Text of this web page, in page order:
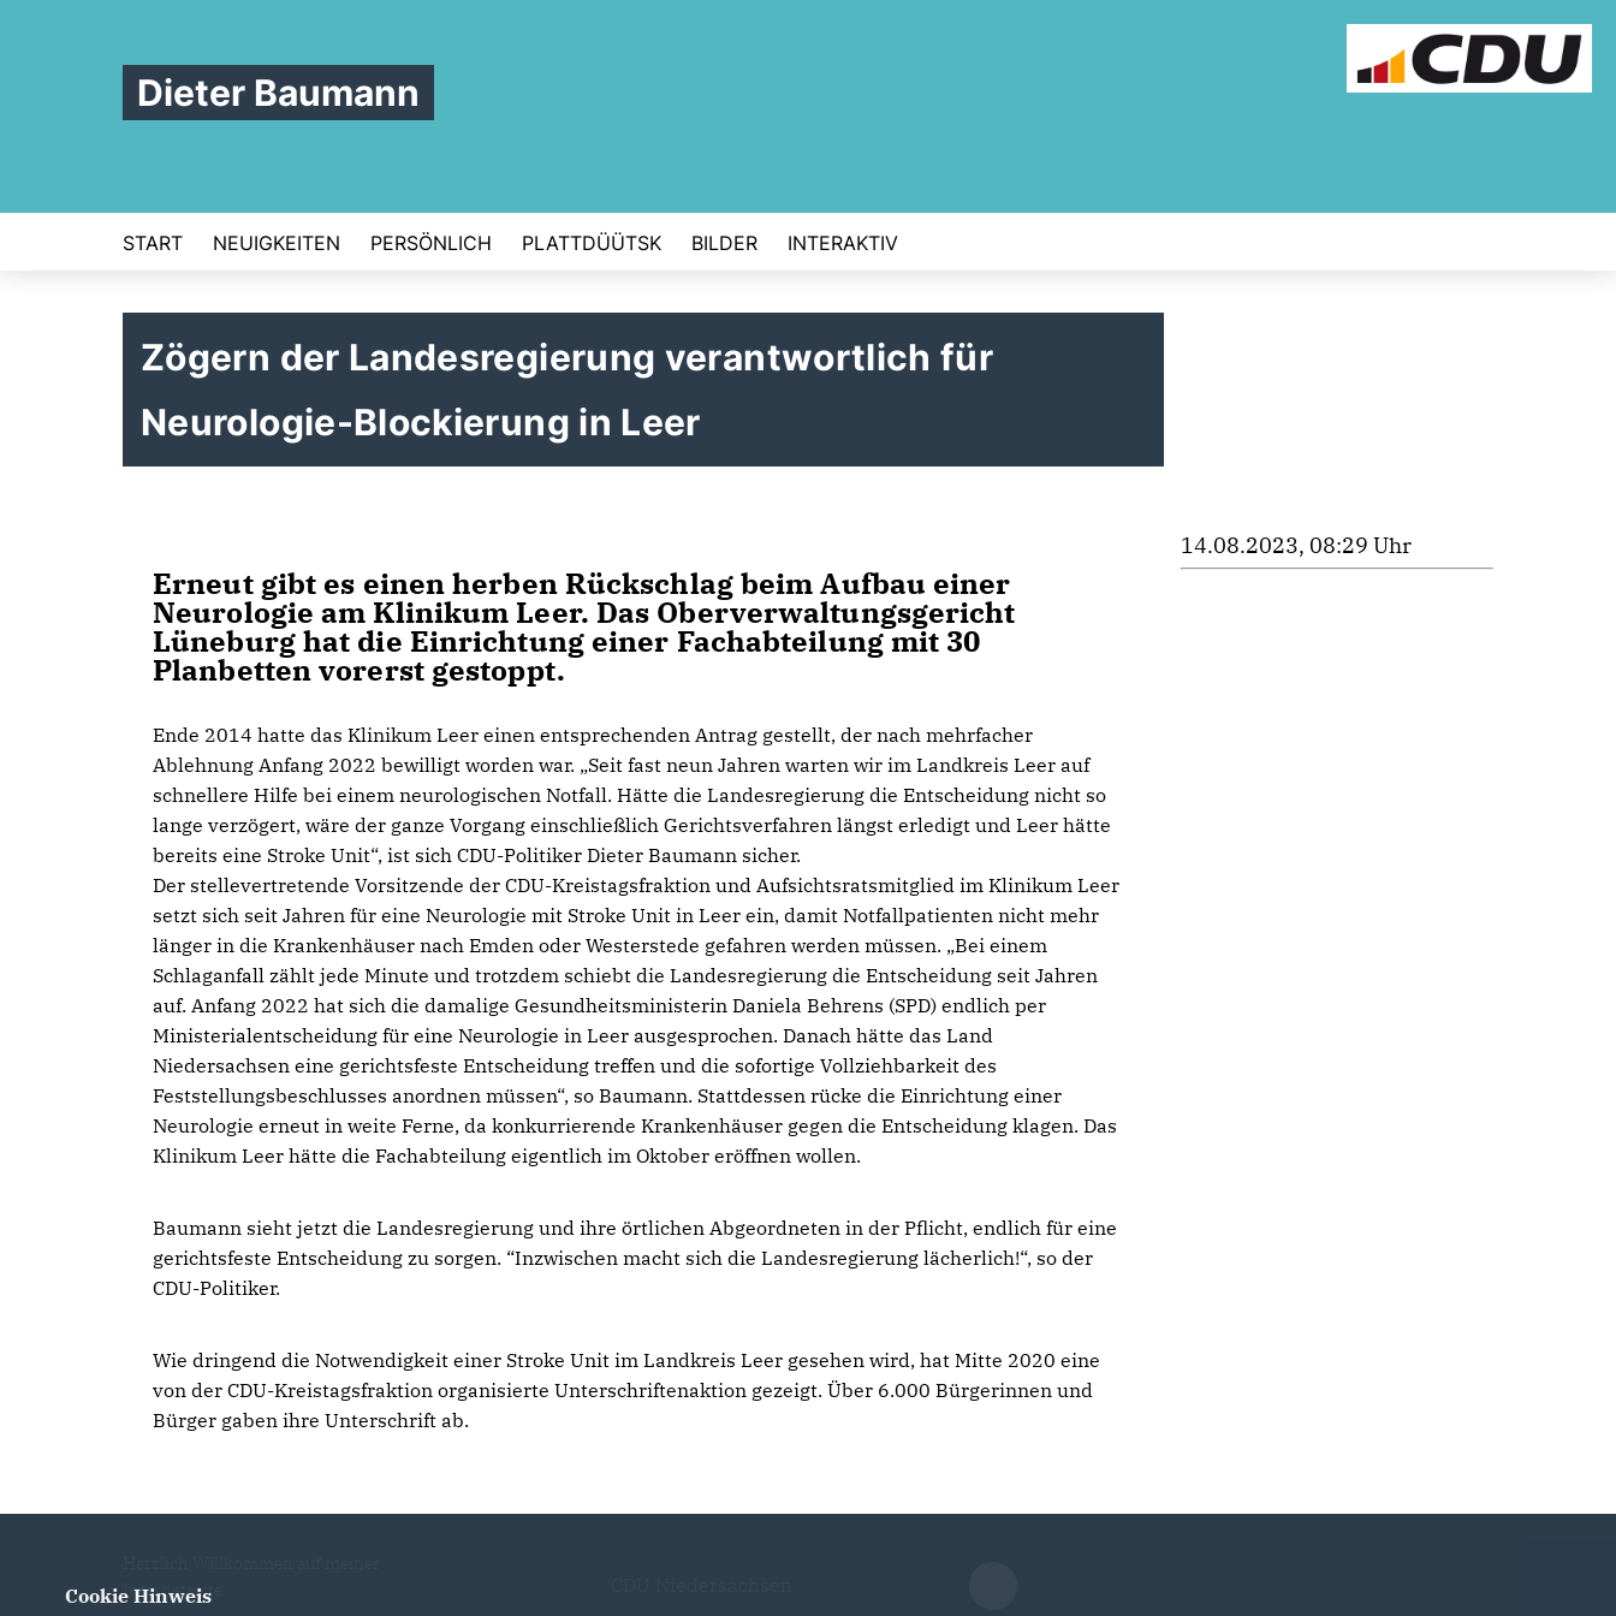
Dieter Baumann
START NEUIGKEITEN PERSÖNLICH PLATTDÜÜTSK BILDER INTERAKTIV
Zögern der Landesregierung verantwortlich für
Neurologie-Blockierung in Leer
Erneut gibt es einen herben Rückschlag beim Aufbau einer
Neurologie am Klinikum Leer. Das Oberverwaltungsgericht
Lüneburg hat die Einrichtung einer Fachabteilung mit 30
Planbetten vorerst gestoppt.
Ende 2014 hatte das Klinikum Leer einen entsprechenden Antrag gestellt, der nach mehrfacher
Ablehnung Anfang 2022 bewilligt worden war. „Seit fast neun Jahren warten wir im Landkreis Leer auf
schnellere Hilfe bei einem neurologischen Notfall. Hätte die Landesregierung die Entscheidung nicht so
lange verzögert, wäre der ganze Vorgang einschließlich Gerichtsverfahren längst erledigt und Leer hätte
bereits eine Stroke Unit“, ist sich CDU-Politiker Dieter Baumann sicher.
Der stellevertretende Vorsitzende der CDU-Kreistagsfraktion und Aufsichtsratsmitglied im Klinikum Leer
setzt sich seit Jahren für eine Neurologie mit Stroke Unit in Leer ein, damit Notfallpatienten nicht mehr
länger in die Krankenhäuser nach Emden oder Westerstede gefahren werden müssen. „Bei einem
Schlaganfall zählt jede Minute und trotzdem schiebt die Landesregierung die Entscheidung seit Jahren
auf. Anfang 2022 hat sich die damalige Gesundheitsministerin Daniela Behrens (SPD) endlich per
Ministerialentscheidung für eine Neurologie in Leer ausgesprochen. Danach hätte das Land
Niedersachsen eine gerichtsfeste Entscheidung treffen und die sofortige Vollziehbarkeit des
Feststellungsbeschlusses anordnen müssen“, so Baumann. Stattdessen rücke die Einrichtung einer
Neurologie erneut in weite Ferne, da konkurrierende Krankenhäuser gegen die Entscheidung klagen. Das
Klinikum Leer hätte die Fachabteilung eigentlich im Oktober eröffnen wollen.
Baumann sieht jetzt die Landesregierung und ihre örtlichen Abgeordneten in der Pflicht, endlich für eine
gerichtsfeste Entscheidung zu sorgen. “Inzwischen macht sich die Landesregierung lächerlich!“, so der
CDU-Politiker.
Wie dringend die Notwendigkeit einer Stroke Unit im Landkreis Leer gesehen wird, hat Mitte 2020 eine
von der CDU-Kreistagsfraktion organisierte Unterschriftenaktion gezeigt. Über 6.000 Bürgerinnen und
Bürger gaben ihre Unterschrift ab.
14.08.2023, 08:29 Uhr
Internetseite.
Cookie Hinweis